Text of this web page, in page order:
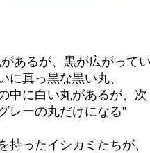
あるが、黒が広がって
に真っ黒な黒い丸、
中に白い丸があるが、次
レーの丸だけになる”
持ったイシカミたちが、